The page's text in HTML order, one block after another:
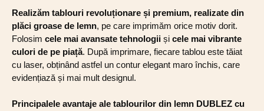
Realizăm tablouri revoluționare și premium, realizate din
plăci groase de lemn, pe care imprimăm orice motiv dorit.
Folosim cele mai avansate tehnologii și cele mai vibrante
culori de pe piață. După imprimare, fiecare tablou este tăiat
cu laser, obținând astfel un contur elegant maro închis, care
evidențiază și mai mult designul.
Principalele avantaje ale tablourilor din lemn DUBLEZ cu